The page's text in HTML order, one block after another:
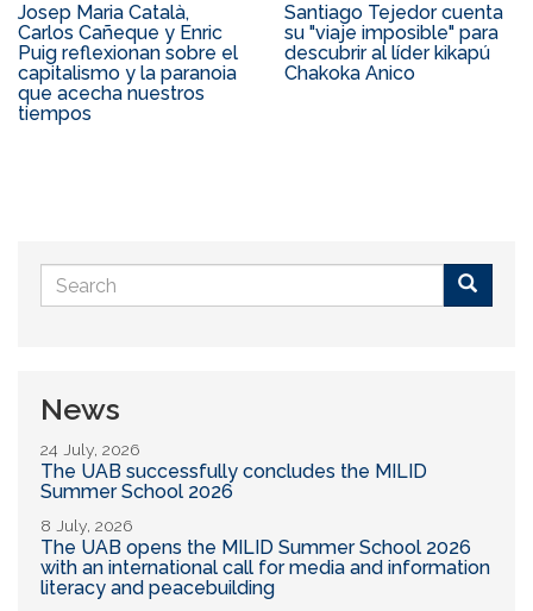
Josep Maria Català,
Carlos Cañeque y Enric
Puig reflexionan sobre el
capitalismo y la paranoia
que acecha nuestros
tiempos
Santiago Tejedor cuenta
su "viaje imposible" para
descubrir al líder kikapú
Chakoka Anico
Search
form
News
24 July, 2026
The UAB successfully concludes the MILID
Summer School 2026
8 July, 2026
The UAB opens the MILID Summer School 2026
with an international call for media and information
literacy and peacebuilding